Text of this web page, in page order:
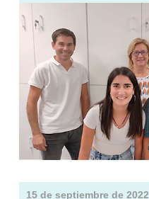
15 de septiembre de 2022